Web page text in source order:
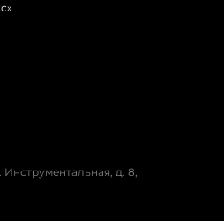
Инструментальная, д. 8,